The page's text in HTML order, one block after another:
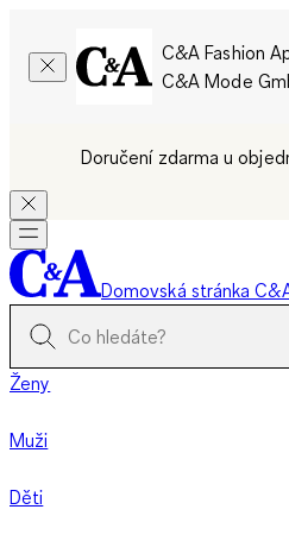
C&A Fashion
C&A Mode
Doručení zdarma u
Domovská stránka
Ženy
Muži
Děti